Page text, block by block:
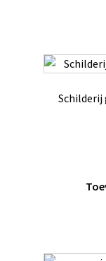
Schilderij